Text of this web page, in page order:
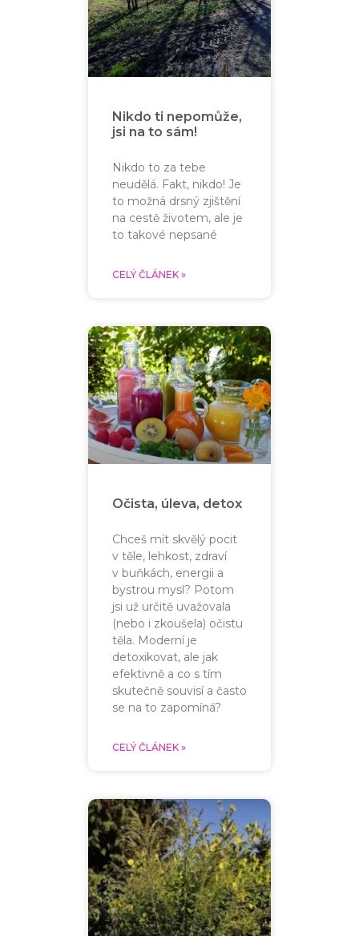
Nikdo ti nepomůže,
jsi na to sám!
Nikdo to za tebe
neudělá. Fakt, nikdo! Je
to možná drsný zjištění
na cestě životem, ale je
to takové nepsané
CELÝ ČLÁNEK »
Očista, úleva, detox
Chceš mít skvělý pocit
v těle, lehkost, zdraví
v buňkách, energii a
bystrou mysl? Potom
jsi už určitě uvažovala
(nebo i zkoušela) očistu
těla. Moderní je
detoxikovat, ale jak
efektivně a co s tím
skutečně souvisí a často
se na to zapomíná?
CELÝ ČLÁNEK »